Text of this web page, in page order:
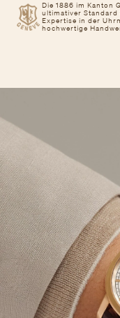
Die 1886 im Kanton
ultimativer Standard
Expertise in der
hochwertige